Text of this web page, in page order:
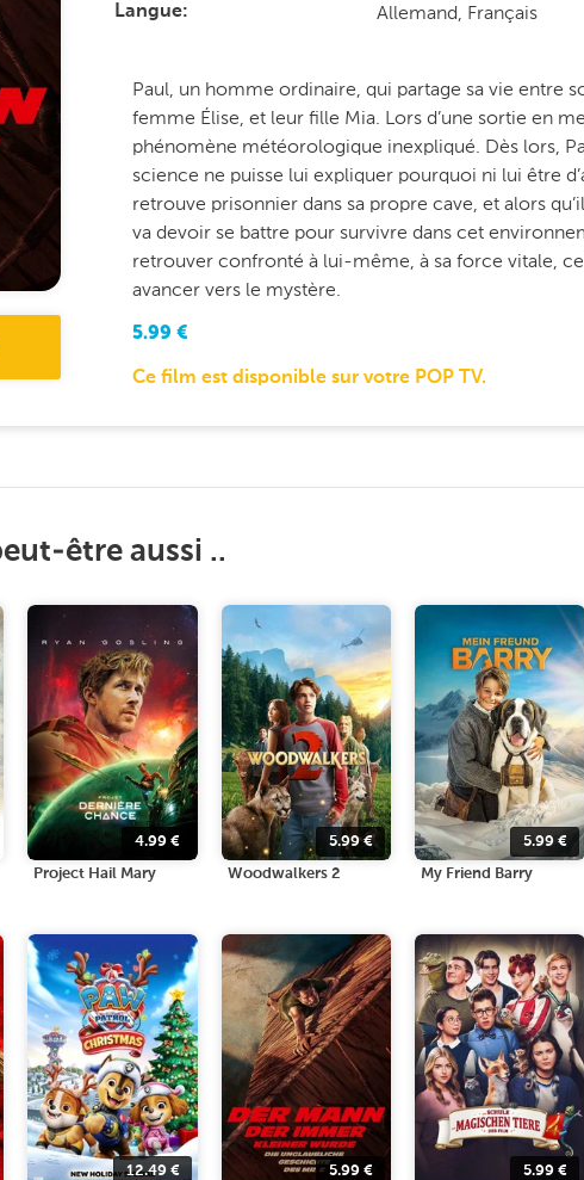
Langue Allemand, Français
Paul, un homme ordinaire, qui partage sa vie entre
femme Élise, et leur fille Mia. Lors d’une sortie en
phénomène météorologique inexpliqué. Dès lors,
science ne puisse lui expliquer pourquoi ni lui être
retrouve prisonnier dans sa propre cave, et alors
va devoir se battre pour survivre dans cet
retrouver confronté à lui-même, à sa force vitale,
avancer vers le mystère.
5.99 €
Ce film est disponible sur votre POP TV.
être aussi ..
4.99€
Project Hail Mary
5.99€
Woodwalkers 2
5.99€
My Friend Barry
12.49€ 5.99 € 5.99€